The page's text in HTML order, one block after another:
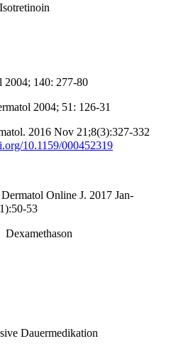
2004; 140: 277-80
2004; 51: 126-31
2016 Nov 21;8(3):327-332
10.1159/000452319
Online J. 2017 Jan-
53
Dexamethason
Dauermedikation